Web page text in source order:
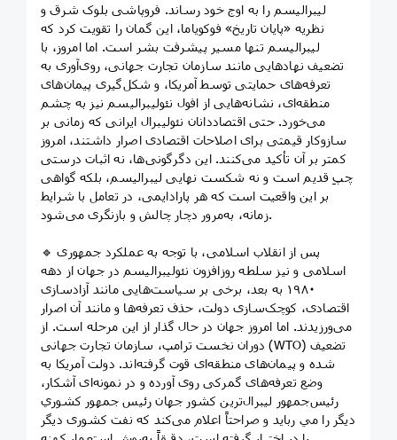
لیبرالیسم را به اوج خود رساند. فروپاشی بلوک شرق و
نظریه «پایان تاریخ» فوکویاما، این گمان را تقویت کرد که
لیبرالیسم تنها مسیر پیشرفت بشر است. اما امروز، با
تضعیف نهادهایی مانند سازمان تجارت جهانی، روی‌آوری به
تعرفه‌های حمایتی توسط آمریکا، و شکل‌گیری پیمان‌های
منطقه‌ای، نشانه‌هایی از افول نئولیبرالیسم نیز به چشم
می‌خورد. حتی اقتصاددانان نئولیبرال ایرانی که زمانی بر
سازوکار قیمتی برای اصلاحات اقتصادی اصرار داشتند، امروز
کمتر بر آن تأکید می‌کنند. این دگرگونی‌ها، نه اثبات درستی
چپِ قدیم است و نه شکست نهایی لیبرالیسم، بلکه گواهی
بر این واقعیت است که هر پارادایمی، در تعامل با شرایط
زمانه، به‌مرور دچار چالش و بازنگری می‌شود.
🔹 پس از انقلاب اسلامی، با توجه به عملکرد جمهوری
اسلامی و نیز سلطه روزافزون نئولیبرالیسم در جهان از دهه
۱۹۸۰ به بعد، برخی بر سیاست‌هایی مانند آزادسازی
اقتصادی، کوچک‌سازی دولت، حذف تعرفه‌ها و مانند آن اصرار
می‌ورزيدند. اما امروز جهان در حال گذار از این مرحله است. از
دوران نخست ترامپ، سازمان تجارت جهانی (WTO) تضعیف
شده و پیمان‌های منطقه‌ای قوت گرفته‌اند. دولت آمریکا به
وضع تعرفه‌های گمرکی روی آورده و در نمونه‌ای آشکار،
رئیس‌جمهور لیبرال‌ترین کشور جهان رئيس جمهور كشوري
ديگر را مي ربايد و صراحتاً اعلام می‌کند که نفت کشوری دیگر